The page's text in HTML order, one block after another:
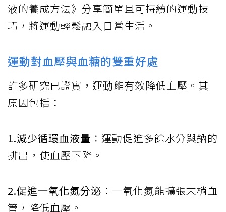
液的養成方法》分享簡單且可持續的運動技
巧，將運動輕鬆融入日常生活。
運動對血壓與血糖的雙重好處
許多研究已證實，運動能有效降低血壓。其
原因包括：
1.減少循環血液量 ：運動促進多餘水分與鈉的
排出，使血壓下降。
2.促進一氧化氮分泌 ：一氧化氮能擴張末梢血
管，降低血壓。